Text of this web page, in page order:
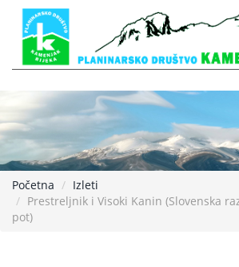
Početna
Izleti
Prestreljnik i Visoki Kanin (Slovenska
pot)